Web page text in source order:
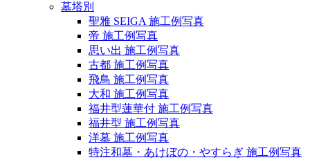
墓塔別
聖雅 SEIGA 施工例写真
帝 施工例写真
思い出 施工例写真
古都 施工例写真
飛鳥 施工例写真
大和 施工例写真
福井型蓮華付 施工例写真
福井型 施工例写真
洋墓 施工例写真
特注和墓・あけぼの・やすらぎ 施工例写真